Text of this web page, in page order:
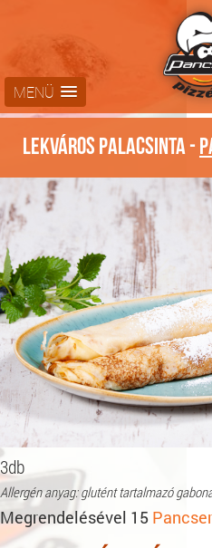
MENÜ
Lekváros palacsinta -
3db
Allergén anyag: glutént tartalmazó
Megrendelésével 15